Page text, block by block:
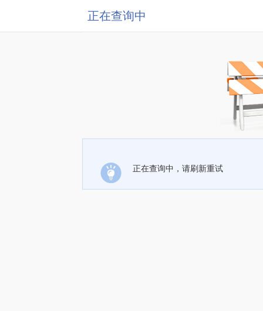
正在查询中
正在查询中，请刷新重试